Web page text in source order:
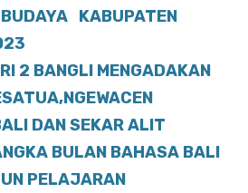
KABUPATEN
2 BANGLI MENGADAKAN
DAN SEKAR ALIT
BULAN BAHASA BALI
PELAJARAN